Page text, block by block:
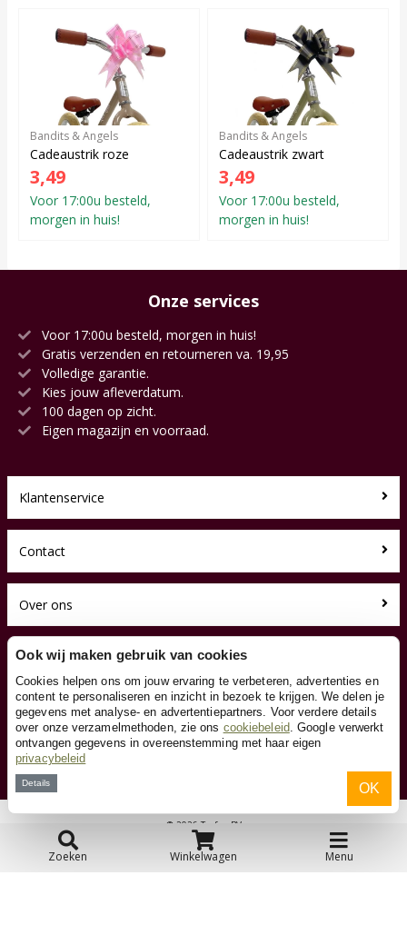
Zoeken Winkelwagen Menu
Bandits & Angels
Cadeaustrik roze
3,49
Voor 17:00u besteld,
morgen in huis!
Bandits & Angels
Cadeaustrik zwart
3,49
Voor 17:00u besteld,
morgen in huis!
Onze services
Voor 17:00u besteld, morgen in huis!
Gratis verzenden en retourneren va. 19,95
Volledige garantie.
Kies jouw afleverdatum.
100 dagen op zicht.
Eigen magazijn en voorraad.
Klantenservice
Contact
Over ons
Toyfan BV
Loopfietsen.nl
Waterwinweg 9
7572 PD Oldenzaal
Tel. 0541-228000
Facebook
Instagram
© 2026 Toyfan BV
Disclaimer
Ook wij maken gebruik van cookies
Cookies helpen ons om jouw ervaring te verbeteren, advertenties en
content te personaliseren en inzicht in bezoek te krijgen. We delen je
gegevens met analyse- en advertentiepartners. Voor verdere details
over onze verzamelmethoden, zie ons cookiebeleid. Google verwerkt
ontvangen gegevens in overeenstemming met haar eigen
privacybeleid
Details OK